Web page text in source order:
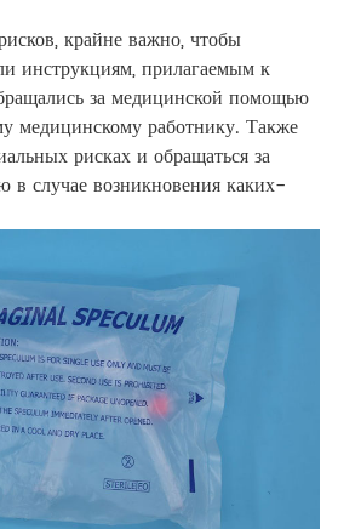
крайне важно, чтобы
инструкциям, прилагаемым к
за медицинской помощью
медицинскому работнику. Также
рисках и обращаться за
случае возникновения каких-